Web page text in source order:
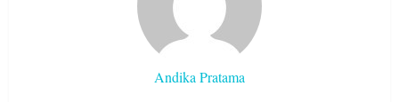
Andika Pratama